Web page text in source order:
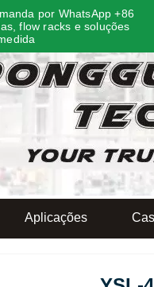
por WhatsApp +86
flow racks e soluções
Aplicações